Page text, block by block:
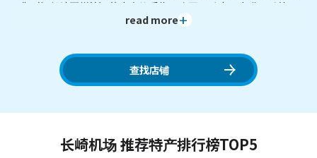
化（如长崎蛋糕等）的丰富伴手礼，这正是过去日本唯一对外开
放的长崎所独有的特色。从空中俯瞰多岛海的绝景，也是利用长
read more
查找店铺
长崎机场 推荐特产排行榜TOP5